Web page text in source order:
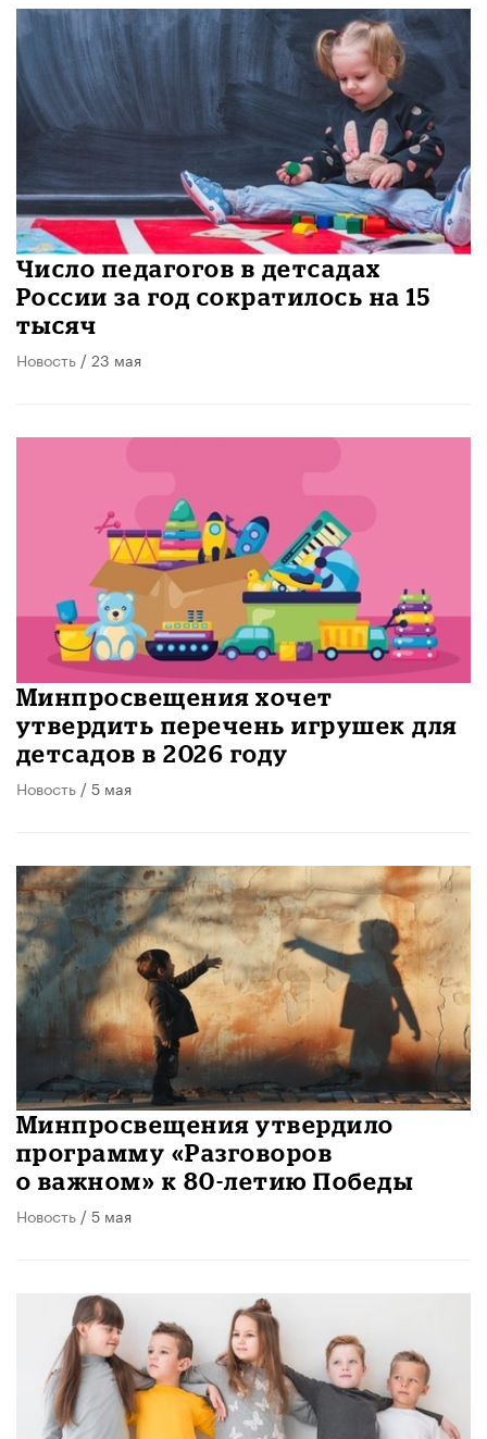
Число педагогов в детсадах
России за год сократилось на 15
тысяч
Новость / 23 мая
Минпросвещения хочет
утвердить перечень игрушек для
детсадов в 2026 году
Новость / 5 мая
Минпросвещения утвердило
программу «Разговоров
о важном» к 80-летию Победы
Новость / 5 мая